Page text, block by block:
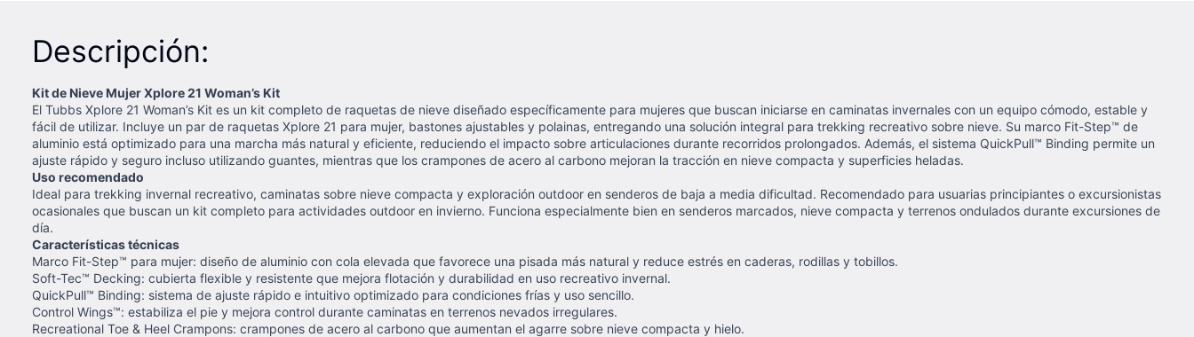
Descripción:
Kit de Nieve Mujer Xplore 21 Woman’s Kit
El Tubbs Xplore 21 Woman’s Kit es un kit completo de raquetas de nieve diseñado específicamente para mujeres que buscan iniciarse en caminatas invernales con un equipo cómodo, estable y
fácil de utilizar. Incluye un par de raquetas Xplore 21 para mujer, bastones ajustables y polainas, entregando una solución integral para trekking recreativo sobre nieve. Su marco Fit-Step™ de
aluminio está optimizado para una marcha más natural y eficiente, reduciendo el impacto sobre articulaciones durante recorridos prolongados. Además, el sistema QuickPull™ Binding permite un
ajuste rápido y seguro incluso utilizando guantes, mientras que los crampones de acero al carbono mejoran la tracción en nieve compacta y superficies heladas.
Uso recomendado
Ideal para trekking invernal recreativo, caminatas sobre nieve compacta y exploración outdoor en senderos de baja a media dificultad. Recomendado para usuarias principiantes o excursionistas
ocasionales que buscan un kit completo para actividades outdoor en invierno. Funciona especialmente bien en senderos marcados, nieve compacta y terrenos ondulados durante excursiones de
día.
Características técnicas
Marco Fit-Step™ para mujer: diseño de aluminio con cola elevada que favorece una pisada más natural y reduce estrés en caderas, rodillas y tobillos.
Soft-Tec™ Decking: cubierta flexible y resistente que mejora flotación y durabilidad en uso recreativo invernal.
QuickPull™ Binding: sistema de ajuste rápido e intuitivo optimizado para condiciones frías y uso sencillo.
Control Wings™: estabiliza el pie y mejora control durante caminatas en terrenos nevados irregulares.
Recreational Toe & Heel Crampons: crampones de acero al carbono que aumentan el agarre sobre nieve compacta y hielo.